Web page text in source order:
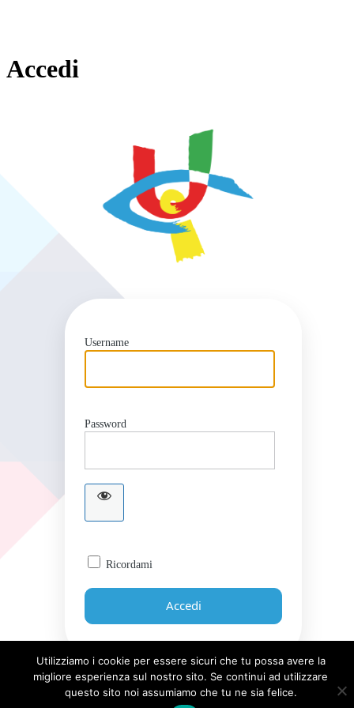
Accedi
Username
Password
Ricordami
Password dimenticata?
Utilizziamo i cookie per essere sicuri che tu possa avere la
migliore esperienza sul nostro sito. Se continui ad utilizzare
questo sito noi assumiamo che tu ne sia felice.